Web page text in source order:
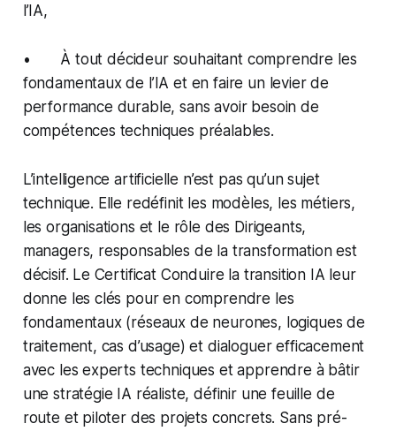
l’IA,
• À tout décideur souhaitant comprendre les
fondamentaux de l’IA et en faire un levier de
performance durable, sans avoir besoin de
compétences techniques préalables.
L’intelligence artificielle n’est pas qu’un sujet
technique. Elle redéfinit les modèles, les métiers,
les organisations et le rôle des Dirigeants,
managers, responsables de la transformation est
décisif. Le Certificat Conduire la transition IA leur
donne les clés pour en comprendre les
fondamentaux (réseaux de neurones, logiques de
traitement, cas d’usage) et dialoguer efficacement
avec les experts techniques et apprendre à bâtir
une stratégie IA réaliste, définir une feuille de
route et piloter des projets concrets. Sans pré-